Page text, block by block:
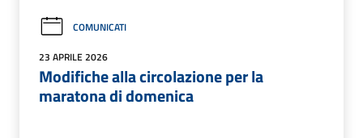
COMUNICATI
23 APRILE 2026
Modifiche alla circolazione per la
maratona di domenica